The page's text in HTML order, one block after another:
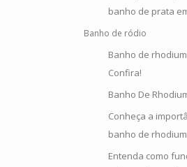
banho de prata
Banho de ródio
Banho de
Confira!
Banho De
Conheça a
banho de rhodium
Entenda como